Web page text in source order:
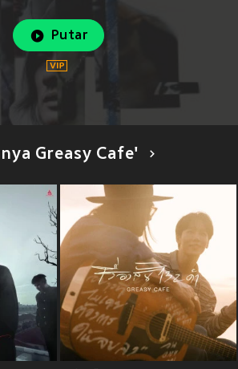
Putar
Greasy Cafe'